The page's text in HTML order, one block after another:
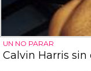
UN NO PARAR
Calvin Harris